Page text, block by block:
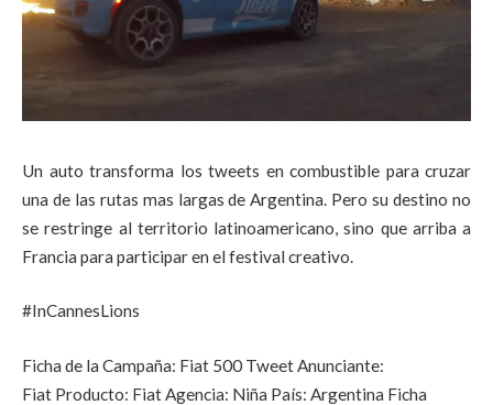
Un auto transforma los tweets en combustible para cruzar
una de las rutas mas largas de Argentina. Pero su destino no
se restringe al territorio latinoamericano, sino que arriba a
Francia para participar en el festival creativo.
#InCannesLions
Ficha de la Campaña: Fiat 500 Tweet Anunciante:
Fiat Producto: Fiat Agencia: Niña País: Argentina Ficha